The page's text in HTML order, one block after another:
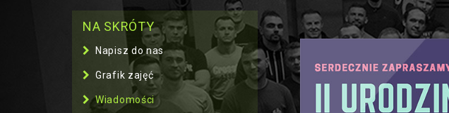
NA SKRÓTY
Napisz do nas
Grafik zajęć
Wiadomości